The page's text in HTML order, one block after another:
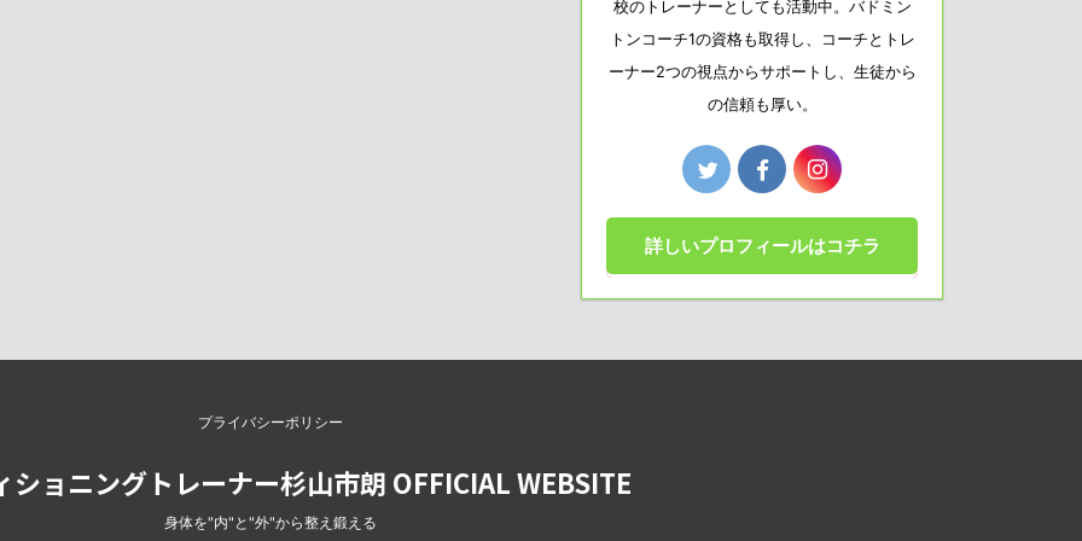
校のトレーナーとしても活動中。バドミン
トンコーチ1の資格も取得し、コーチとトレ
ーナー2つの視点からサポートし、生徒から
の信頼も厚い。
詳しいプロフィールはコチラ
プライバシーポリシー
ショニングトレーナー杉山市朗 OFFICIAL WEBSITE
身体を"内"と"外"から整え鍛える